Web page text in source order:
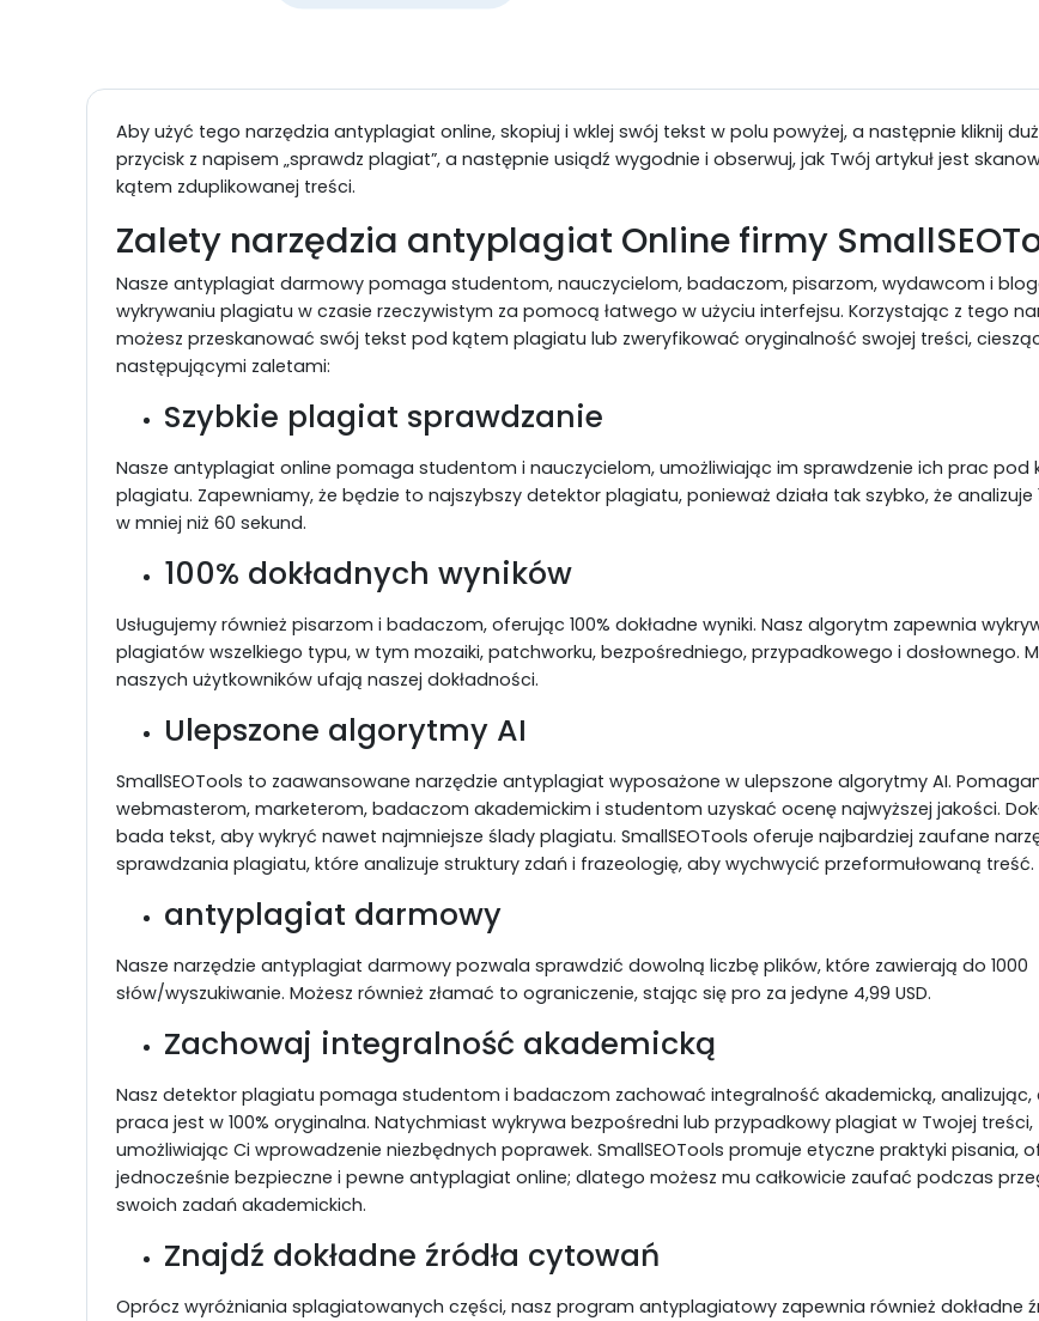
Aby użyć tego narzędzia antyplagiat online, skopiuj i wklej swój tekst w polu powyżej, a następnie kliknij
przycisk z napisem „sprawdz plagiat”, a następnie usiądź wygodnie i obserwuj, jak Twój artykuł jest
kątem zduplikowanej treści.
Zalety narzędzia antyplagiat Online firmy
Nasze antyplagiat darmowy pomaga studentom, nauczycielom, badaczom, pisarzom, wydawcom i
wykrywaniu plagiatu w czasie rzeczywistym za pomocą łatwego w użyciu interfejsu. Korzystając z tego
możesz przeskanować swój tekst pod kątem plagiatu lub zweryfikować oryginalność swojej treści,
następującymi zaletami:
Szybkie plagiat sprawdzanie
Nasze antyplagiat online pomaga studentom i nauczycielom, umożliwiając im sprawdzenie ich prac pod
plagiatu. Zapewniamy, że będzie to najszybszy detektor plagiatu, ponieważ działa tak szybko, że analizuje
w mniej niż 60 sekund.
100% dokładnych wyników
Usługujemy również pisarzom i badaczom, oferując 100% dokładne wyniki. Nasz algorytm zapewnia
plagiatów wszelkiego typu, w tym mozaiki, patchworku, bezpośredniego, przypadkowego i dosłownego.
naszych użytkowników ufają naszej dokładności.
Ulepszone algorytmy AI
SmallSEOTools to zaawansowane narzędzie antyplagiat wyposażone w ulepszone algorytmy AI.
webmasterom, marketerom, badaczom akademickim i studentom uzyskać ocenę najwyższej jakości.
bada tekst, aby wykryć nawet najmniejsze ślady plagiatu. SmallSEOTools oferuje najbardziej zaufane
sprawdzania plagiatu, które analizuje struktury zdań i frazeologię, aby wychwycić przeformułowaną treść.
antyplagiat darmowy
Nasze narzędzie antyplagiat darmowy pozwala sprawdzić dowolną liczbę plików, które zawierają do 1000
słów/wyszukiwanie. Możesz również złamać to ograniczenie, stając się pro za jedyne 4,99 USD.
Zachowaj integralność akademicką
Nasz detektor plagiatu pomaga studentom i badaczom zachować integralność akademicką, analizując,
praca jest w 100% oryginalna. Natychmiast wykrywa bezpośredni lub przypadkowy plagiat w Twojej treści,
umożliwiając Ci wprowadzenie niezbędnych poprawek. SmallSEOTools promuje etyczne praktyki pisania,
jednocześnie bezpieczne i pewne antyplagiat online; dlatego możesz mu całkowicie zaufać podczas
swoich zadań akademickich.
Znajdź dokładne źródła cytowań
Oprócz wyróżniania splagiatowanych części, nasz program antyplagiatowy zapewnia również dokładne